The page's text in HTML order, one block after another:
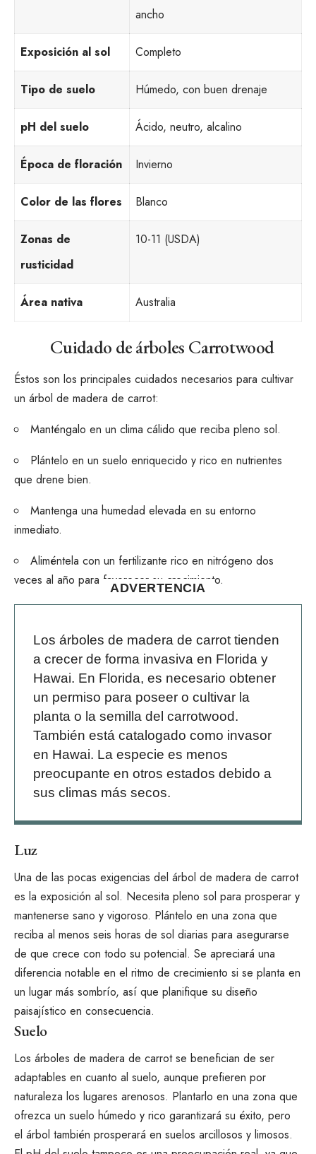
ancho
Exposición al sol Completo
Tipo de suelo Húmedo, con buen drenaje
pH del suelo Ácido, neutro, alcalino
Época de floración Invierno
Color de las flores Blanco
Zonas de
rusticidad
10-11 (USDA)
Área nativa Australia
Cuidado de árboles Carrotwood
Éstos son los principales cuidados necesarios para cultivar
un árbol de madera de carrot:
Manténgalo en un clima cálido que reciba pleno sol.
Plántelo en un suelo enriquecido y rico en nutrientes
que drene bien.
Mantenga una humedad elevada en su entorno
inmediato.
Aliméntela con un fertilizante rico en nitrógeno dos
veces al año para favorecer su crecimiento.
ADVERTENCIA
Los árboles de madera de carrot tienden
a crecer de forma invasiva en Florida y
Hawai. En Florida, es necesario obtener
un permiso para poseer o cultivar la
planta o la semilla del carrotwood.
También está catalogado como invasor
en Hawai. La especie es menos
preocupante en otros estados debido a
sus climas más secos.
Luz
Una de las pocas exigencias del árbol de madera de carrot
es la exposición al sol. Necesita pleno sol para prosperar y
mantenerse sano y vigoroso. Plántelo en una zona que
reciba al menos seis horas de sol diarias para asegurarse
de que crece con todo su potencial. Se apreciará una
diferencia notable en el ritmo de crecimiento si se planta en
un lugar más sombrío, así que planifique su diseño
paisajístico en consecuencia.
Suelo
Los árboles de madera de carrot se benefician de ser
adaptables en cuanto al suelo, aunque prefieren por
naturaleza los lugares arenosos. Plantarlo en una zona que
ofrezca un suelo húmedo y rico garantizará su éxito, pero
el árbol también prosperará en suelos arcillosos y limosos.